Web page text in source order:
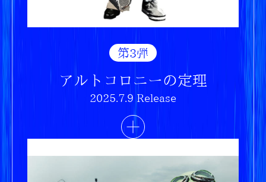
第3弾
アルトコロニーの定理
2025.7.9 Release